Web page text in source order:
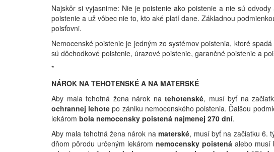
Najskôr si vyjasnime: Nie je poistenie ako poistenie a nie sú
poistenie a už vôbec nie to, kto aké platí dane. Základnou
poisťovni.
Nemocenské poistenie je jedným zo systémov poistenia, ktoré
sú dôchodkové poistenie, úrazové poistenie, garančné poistenie a
*
NÁROK NA TEHOTENSKÉ A NA MATERSKÉ
Aby mala tehotná žena nárok natehotenské, musí byť na
ochrannej lehote po zániku nemocenského poistenia. Ďalšou
lekárom bola nemocensky poistená najmenej 270 dní.
Aby mala tehotná žena nárok namaterské, musí byť na začiatku 6.
dňom pôrodu určeným lekárom nemocensky poistenáalebo musí